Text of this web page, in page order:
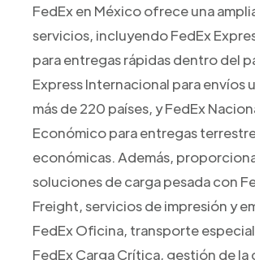
FedEx en México ofrece una
servicios, incluyendo FedEx
para entregas rápidas dentro del
Express Internacional para envíos
más de 220 países, y FedEx
Económico para entregas
económicas. Además,
soluciones de carga pesada con
Freight, servicios de impresión y
FedEx Oficina, transporte
FedEx Carga Crítica, gestión de la